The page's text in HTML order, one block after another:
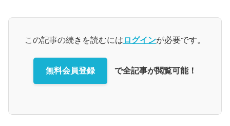
この記事の続きを読むには ログインが必要です。
無料会員登録 で全記事が閲覧可能！